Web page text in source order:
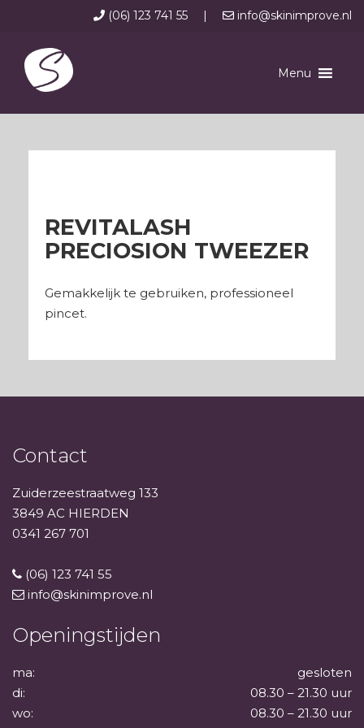
(06) 123 741 55 | info@skinimprove.nl
Menu
REVITALASH
PRECIOSION TWEEZER
Gemakkelijk te gebruiken, professioneel
pincet.
Contact
Zuiderzeestraatweg 133
3849 AC HIERDEN
0341 267 701
(06) 123 741 55
info@skinimprove.nl
Openingstijden
ma:
gesloten
di:
08.30 – 21.30 uur
wo:
08.30 – 21.30 uur